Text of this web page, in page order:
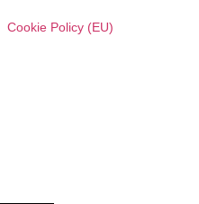
Cookie Policy (EU)